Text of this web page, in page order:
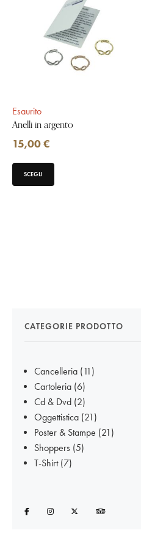
Esaurito
Anelli in argento
15,00€
SCEGLI
CATEGORIE PRODOTTO
Cancelleria (11)
Cartoleria (6)
Cd & Dvd (2)
Oggettistica (21)
Poster & Stampe (21)
Shoppers (5)
T-Shirt (7)